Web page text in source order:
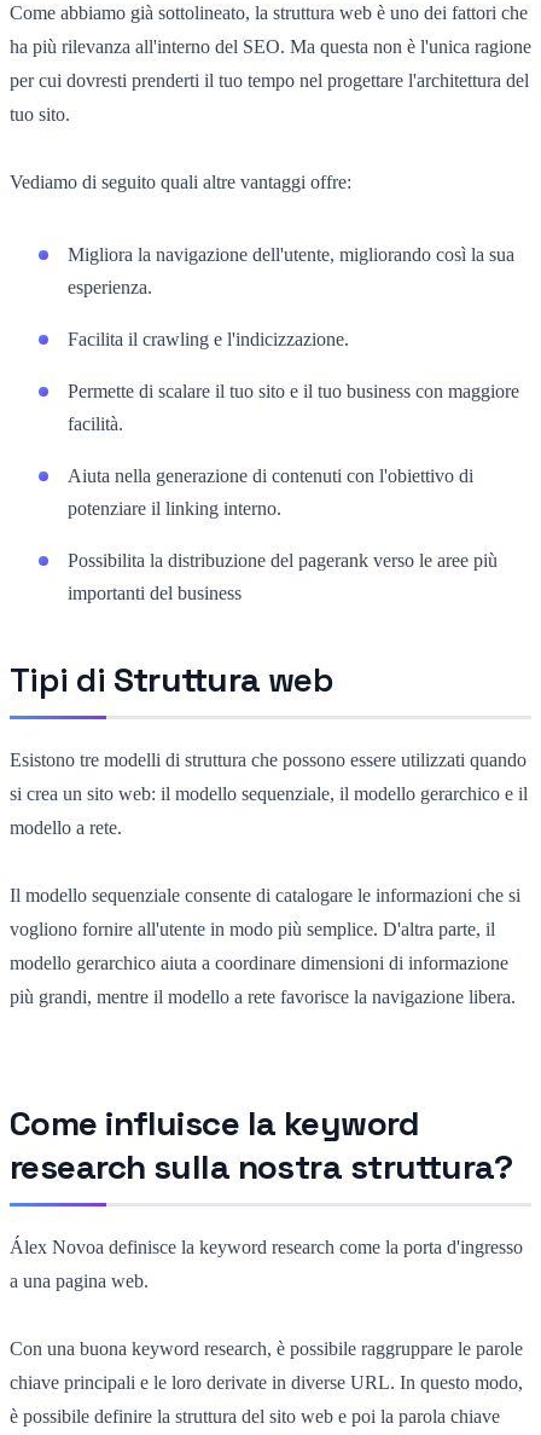
Come abbiamo già sottolineato, la struttura web è uno dei fattori che
ha più rilevanza all'interno del SEO. Ma questa non è l'unica ragione
per cui dovresti prenderti il tuo tempo nel progettare l'architettura del
tuo sito.
Vediamo di seguito quali altre vantaggi offre:
Migliora la navigazione dell'utente, migliorando così la sua
esperienza.
Facilita il crawling e l'indicizzazione.
Permette di scalare il tuo sito e il tuo business con maggiore
facilità.
Aiuta nella generazione di contenuti con l'obiettivo di
potenziare il linking interno.
Possibilita la distribuzione del pagerank verso le aree più
importanti del business
Tipi di Struttura web
Esistono tre modelli di struttura che possono essere utilizzati quando
si crea un sito web: il modello sequenziale, il modello gerarchico e il
modello a rete.
Il modello sequenziale consente di catalogare le informazioni che si
vogliono fornire all'utente in modo più semplice. D'altra parte, il
modello gerarchico aiuta a coordinare dimensioni di informazione
più grandi, mentre il modello a rete favorisce la navigazione libera.
Come influisce la keyword
research sulla nostra struttura?
Álex Novoa definisce la keyword research come la porta d'ingresso
a una pagina web.
Con una buona keyword research, è possibile raggruppare le parole
chiave principali e le loro derivate in diverse URL. In questo modo,
è possibile definire la struttura del sito web e poi la parola chiave